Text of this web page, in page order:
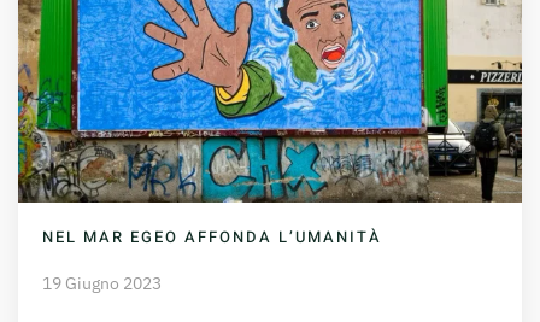
NEL MAR EGEO AFFONDA L’UMANITÀ
19 Giugno 2023